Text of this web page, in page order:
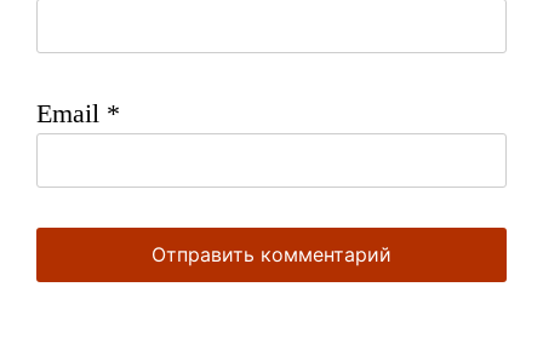
Email *